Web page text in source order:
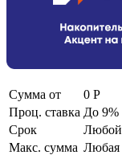
Сумма от
0 Р
Проц. ставка До 9%
Срок
Любой
Макс. сумма Любая